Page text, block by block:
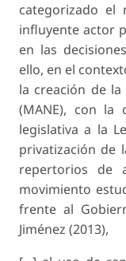
categorizado
influyente actor
en las
ello, en el
la creación de
(MANE), con
legislativa a la
privatización de
repertorios de
movimiento
frente al
Jiménez (2013),